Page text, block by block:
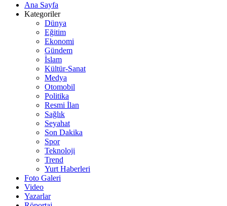
Ana Sayfa
Kategoriler
Dünya
Eğitim
Ekonomi
Gündem
İslam
Kültür-Sanat
Medya
Otomobil
Politika
Resmi İlan
Sağlık
Seyahat
Son Dakika
Spor
Teknoloji
Trend
Yurt Haberleri
Foto Galeri
Video
Yazarlar